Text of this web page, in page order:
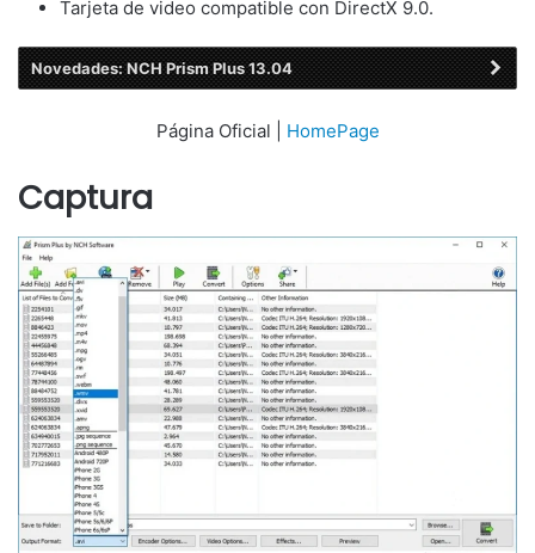
Tarjeta de video compatible con DirectX 9.0.
Novedades: NCH Prism Plus 13.04
Página Oficial | HomePage
Captura